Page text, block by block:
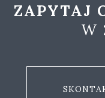
ZAPYTAJ
W